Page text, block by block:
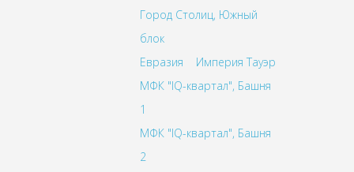
Город Столиц, Южный
блок
Евразия
Империя Тауэр
МФК "IQ-квартал", Башня
1
МФК "IQ-квартал", Башня
2